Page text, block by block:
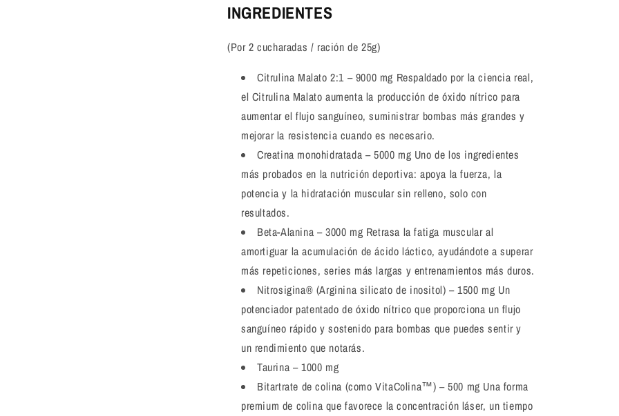
INGREDIENTES
(Por 2 cucharadas / ración de 25g)
Citrulina Malato 2:1 – 9000 mg Respaldado por la ciencia real,
el Citrulina Malato aumenta la producción de óxido nítrico para
aumentar el flujo sanguíneo, suministrar bombas más grandes y
mejorar la resistencia cuando es necesario.
Creatina monohidratada – 5000 mg Uno de los ingredientes
más probados en la nutrición deportiva: apoya la fuerza, la
potencia y la hidratación muscular sin relleno, solo con
resultados.
Beta-Alanina – 3000 mg Retrasa la fatiga muscular al
amortiguar la acumulación de ácido láctico, ayudándote a superar
más repeticiones, series más largas y entrenamientos más duros.
Nitrosigina® (Arginina silicato de inositol) – 1500 mg Un
potenciador patentado de óxido nítrico que proporciona un flujo
sanguíneo rápido y sostenido para bombas que puedes sentir y
un rendimiento que notarás.
Taurina – 1000 mg
Bitartrate de colina (como VitaColina™) – 500 mg Una forma
premium de colina que favorece la concentración láser, un tiempo